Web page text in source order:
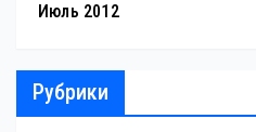
Июль 2012
Рубрики